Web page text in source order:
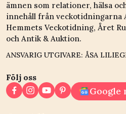
ämnen som relationer, hälsa
innehåll från veckotidningarna
Hemmets Veckotidning, Året
och Antik & Auktion.
ANSVARIG UTGIVARE: ÅSA
Följ oss
Google